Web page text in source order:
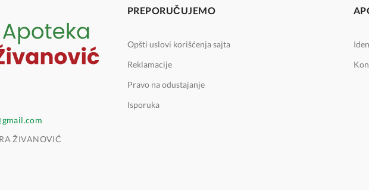
ŽIVANOVIĆ
PREPORUČUJEMO
Opšti uslovi korišćenja sajta
Reklamacije
Pravo na odustajanje
Isporuka